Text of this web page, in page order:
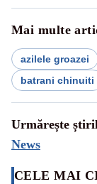
Mai multe
azilele groazei
batrani chinuiti
Urmărește
News
CELE MAI